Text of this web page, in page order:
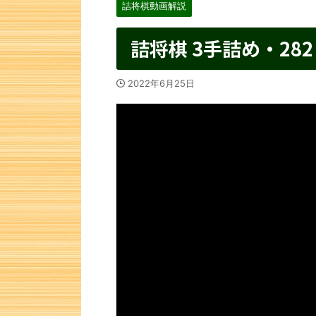
詰将棋動画解説
詰将棋 3手詰め・
2022年6月25日